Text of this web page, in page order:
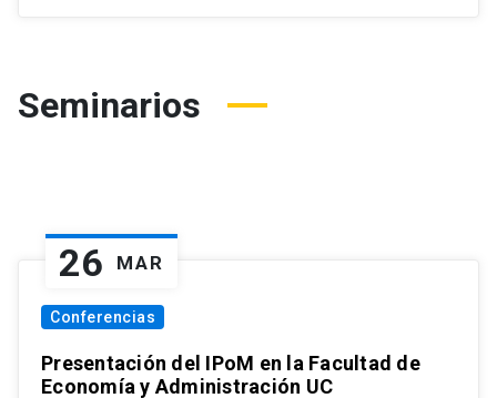
Seminarios
26 MAR
Conferencias
Presentación del IPoM en la Facultad de
Economía y Administración UC